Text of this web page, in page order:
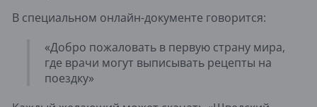
В специальном онлайн-документе говорится:
«Добро пожаловать в первую страну мира,
где врачи могут выписывать рецепты на
поездку»